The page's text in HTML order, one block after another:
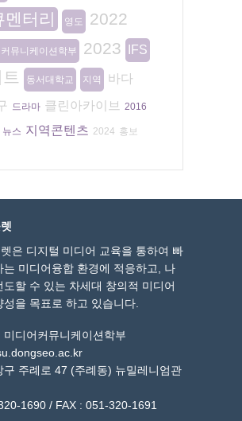
멘터리
영도 2022
뮤니케이션학부 2023 IFS
동서대학교 지역
바다
드라마 클린아카이브 2016
뉴스 지역콘텐츠 2024 홍보
은 디지털 미디어 교육을 통하여 빠
는 미디어융합 환경에 적응하고, 나
도할 수 있는 차세대 창의적 미디어
성을 목표로 하고 있습니다.
미디어커뮤니케이션학부
구 주례로 47 (주례동) 뉴밀레니엄관
1690 / FAX : 051-320-1691